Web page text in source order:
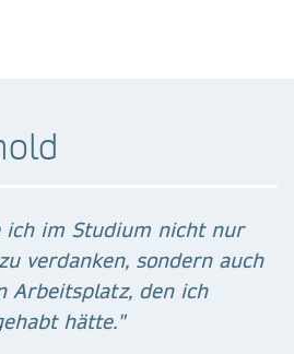
ich im Studium nicht nur
verdanken, sondern auch
Arbeitsplatz, den ich
hätte."